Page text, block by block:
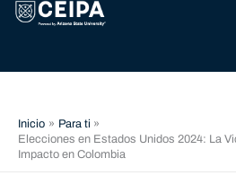
contenido
Inicio
Para ti
Elecciones en Estados Unidos 2024: La
Impacto en Colombia